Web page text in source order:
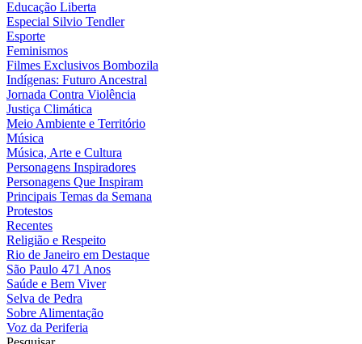
Educação Liberta
Especial Silvio Tendler
Esporte
Feminismos
Filmes Exclusivos Bombozila
Indígenas: Futuro Ancestral
Jornada Contra Violência
Justiça Climática
Meio Ambiente e Território
Música
Música, Arte e Cultura
Personagens Inspiradores
Personagens Que Inspiram
Principais Temas da Semana
Protestos
Recentes
Religião e Respeito
Rio de Janeiro em Destaque
São Paulo 471 Anos
Saúde e Bem Viver
Selva de Pedra
Sobre Alimentação
Voz da Periferia